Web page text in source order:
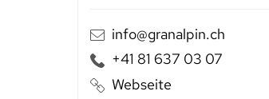
info@granalpin.ch
+41 81 637 03 07
Webseite